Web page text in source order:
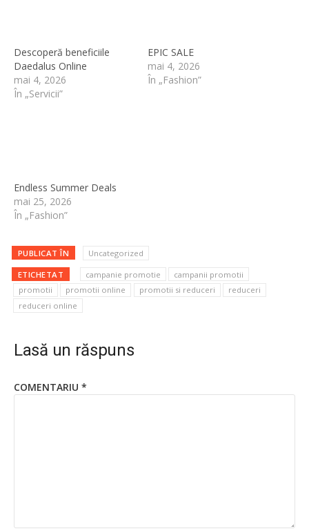
Descoperă beneficiile
Daedalus Online
mai 4, 2026
În „Servicii”
EPIC SALE
mai 4, 2026
În „Fashion”
Endless Summer Deals
mai 25, 2026
În „Fashion”
PUBLICAT ÎN Uncategorized
ETICHETAT campanie promotie
campanii promotii
promotii
promotii online promotii si reduceri
reduceri
reduceri online
Lasă un răspuns
COMENTARIU *